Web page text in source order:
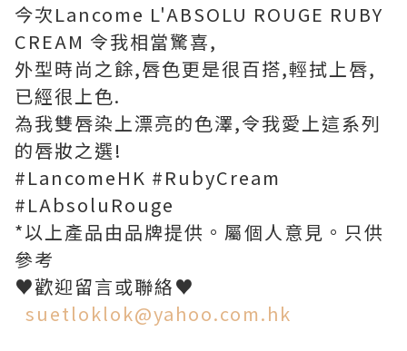
今次Lancome L'ABSOLU ROUGE RUBY
CREAM 令我相當驚喜,
外型時尚之餘,唇色更是很百搭,輕拭上唇,
已經很上色.
為我雙唇染上漂亮的色澤,令我愛上這系列
的唇妝之選!
#LancomeHK #RubyCream
#LAbsoluRouge
*以上產品由品牌提供。屬個人意見。只供
參考
♥歡迎留言或聯絡♥
suetloklok@yahoo.com.hk